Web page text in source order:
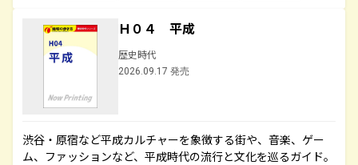
Ｈ０４ 平成
歴史時代
2026.09.17 発売
渋谷・原宿など平成カルチャーを象徴する街や、音楽、ゲー
ム、ファッションなど、平成時代の流行と文化を巡るガイド。